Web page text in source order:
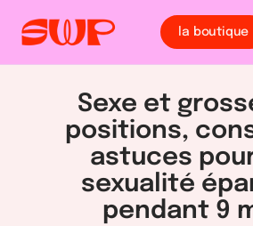
la boutique
Sexe et
positions,
astuces
sexualité
pendant 9